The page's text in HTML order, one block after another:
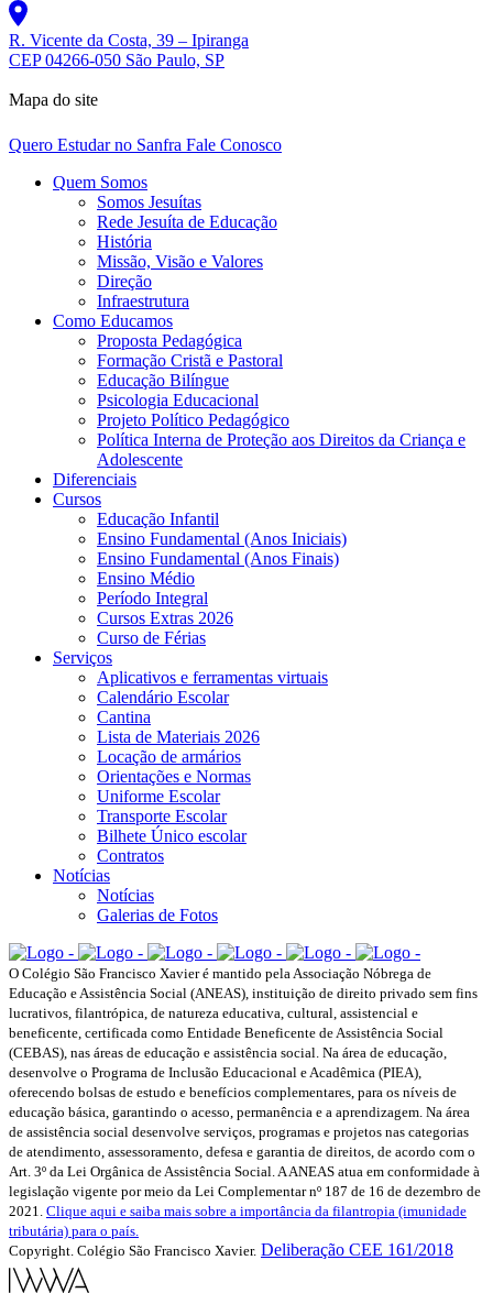
R. Vicente da Costa, 39 – Ipiranga
CEP 04266-050 São Paulo, SP
Mapa do site
Quero Estudar no Sanfra Fale Conosco
Quem Somos
Somos Jesuítas
Rede Jesuíta de Educação
História
Missão, Visão e Valores
Direção
Infraestrutura
Como Educamos
Proposta Pedagógica
Formação Cristã e Pastoral
Educação Bilíngue
Psicologia Educacional
Projeto Político Pedagógico
Política Interna de Proteção aos Direitos da Criança e
Adolescente
Diferenciais
Cursos
Educação Infantil
Ensino Fundamental (Anos Iniciais)
Ensino Fundamental (Anos Finais)
Ensino Médio
Período Integral
Cursos Extras 2026
Curso de Férias
Serviços
Aplicativos e ferramentas virtuais
Calendário Escolar
Cantina
Lista de Materiais 2026
Locação de armários
Orientações e Normas
Uniforme Escolar
Transporte Escolar
Bilhete Único escolar
Contratos
Notícias
Notícias
Galerias de Fotos
O Colégio São Francisco Xavier é mantido pela Associação Nóbrega de
Educação e Assistência Social (ANEAS), instituição de direito privado sem fins
lucrativos, filantrópica, de natureza educativa, cultural, assistencial e
beneficente, certificada como Entidade Beneficente de Assistência Social
(CEBAS), nas áreas de educação e assistência social. Na área de educação,
desenvolve o Programa de Inclusão Educacional e Acadêmica (PIEA),
oferecendo bolsas de estudo e benefícios complementares, para os níveis de
educação básica, garantindo o acesso, permanência e a aprendizagem. Na área
de assistência social desenvolve serviços, programas e projetos nas categorias
de atendimento, assessoramento, defesa e garantia de direitos, de acordo com o
Art. 3º da Lei Orgânica de Assistência Social. A ANEAS atua em conformidade à
legislação vigente por meio da Lei Complementar nº 187 de 16 de dezembro de
2021. Clique aqui e saiba mais sobre a importância da filantropia (imunidade
tributária) para o país.
Copyright. Colégio São Francisco Xavier. Deliberação CEE 161/2018